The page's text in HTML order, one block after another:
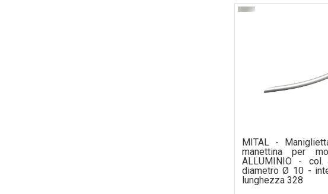
MITAL -
manettina per
ALLUMINIO - col.
diametro Ø 10 -
lunghezza 328